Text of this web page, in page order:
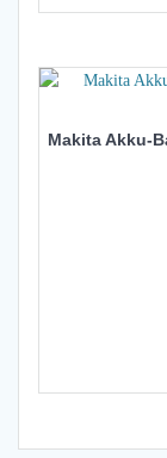
Makita Akku-